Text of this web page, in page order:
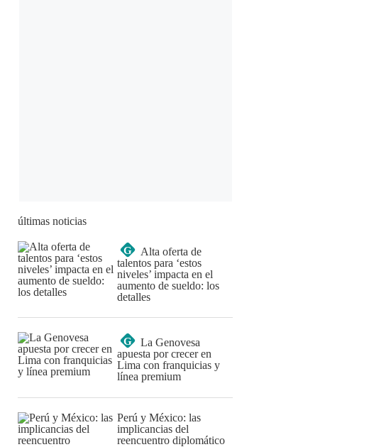
últimas noticias
G
Alta oferta de
talentos para ‘estos
niveles’ impacta en el
aumento de sueldo: los
detalles
G
La Genovesa
apuesta por crecer en
Lima con franquicias y
línea premium
Perú y México: las
implicancias del
reencuentro diplomático